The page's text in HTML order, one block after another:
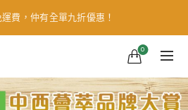
費，仲有全單九折優惠！
0